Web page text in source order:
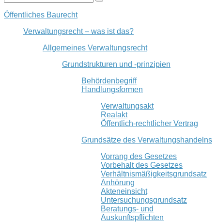
Öffentliches Baurecht
Verwaltungsrecht – was ist das?
Allgemeines Verwaltungsrecht
Grundstrukturen und -prinzipien
Behördenbegriff
Handlungsformen
Verwaltungsakt
Realakt
Öffentlich-rechtlicher Vertrag
Grundsätze des Verwaltungshandelns
Vorrang des Gesetzes
Vorbehalt des Gesetzes
Verhältnismäßigkeitsgrundsatz
Anhörung
Akteneinsicht
Untersuchungsgrundsatz
Beratungs- und
Auskunftspflichten